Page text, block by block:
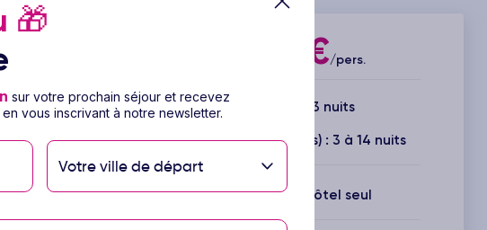
227€/pers.
4 jours / 3 nuits
Durée(s) disponible(s) : 3 à 14 nuits
Inclus : Vols + Hôtel seul
🎁
sur votre prochain séjour et recevez
en vous inscrivant à notre newsletter.
Votre ville de départ